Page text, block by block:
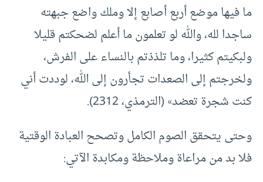
ما فيها موضع أربع أصابع إلا وملك واضع جبهته
ساجدا لله، والله لو تعلمون ما أعلم لضحكتم قليلا
ولبكيتم كثيرا، وما تلذذتم بالنساء على الفرش،
ولخرجتم إلى الصعدات تجأرون إلى الله، لوددت أني
كنت شجرة تعضد» (الترمذي، 2312).
وحتى يتحقق الصوم الكامل وتصحح العبادة الوقتية
فلا بد من مراعاة وملاحظة ومكابدة الآتي: